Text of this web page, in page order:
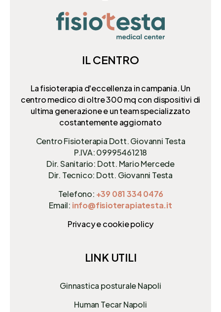
IL CENTRO
La fisioterapia d'eccellenza in campania. Un
centro medico di oltre 300 mq con dispositivi di
ultima generazione e un team specializzato
costantemente aggiornato
Centro Fisioterapia Dott. Giovanni Testa
P.IVA: 09995461218
Dir. Sanitario: Dott. Mario Mercede
Dir. Tecnico: Dott. Giovanni Testa
Telefono: +39 081 334 0476
Email: info@fisioterapiatesta.it
Privacy e cookie policy
LINK UTILI
Ginnastica posturale Napoli
Human Tecar Napoli